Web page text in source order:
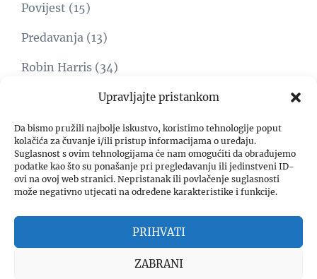
Upravljajte pristankom
Da bismo pružili najbolje iskustvo, koristimo tehnologije poput
kolačića za čuvanje i/ili pristup informacijama o uređaju.
Suglasnost s ovim tehnologijama će nam omogućiti da obrađujemo
podatke kao što su ponašanje pri pregledavanju ili jedinstveni ID-
ovi na ovoj web stranici. Nepristanak ili povlačenje suglasnosti
može negativno utjecati na određene karakteristike i funkcije.
PRIHVATI
ZABRANI
Povijest (15)
Predavanja (13)
Robin Harris (34)
Umjetnost(1)
Video(8)
Zadar freedom forum(4)